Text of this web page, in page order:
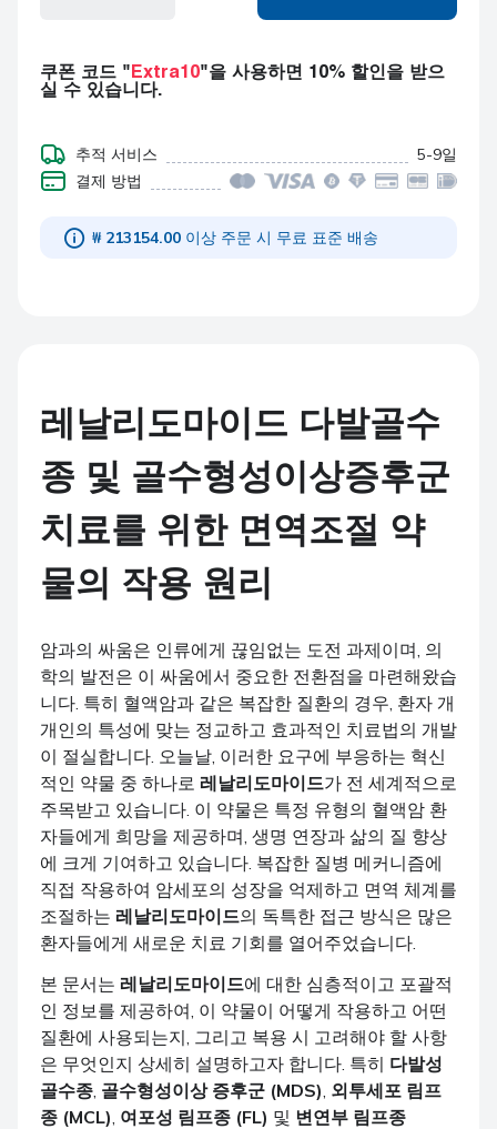
5mg 90 정제s
쿠폰 코드 " Extra10"을 사용하면 10% 할인을 받으
실 수 있습니다.
추적 서비스
5-9일
결제 방법
₩ 213154.00 이상 주문 시 무료 표준 배송
레날리도마이드 다발골수
종 및 골수형성이상증후군
치료를 위한 면역조절 약
물의 작용 원리
암과의 싸움은 인류에게 끊임없는 도전 과제이며, 의
학의 발전은 이 싸움에서 중요한 전환점을 마련해왔습
니다. 특히 혈액암과 같은 복잡한 질환의 경우, 환자 개
개인의 특성에 맞는 정교하고 효과적인 치료법의 개발
이 절실합니다. 오늘날, 이러한 요구에 부응하는 혁신
적인 약물 중 하나로 레날리도마이드가 전 세계적으로
주목받고 있습니다. 이 약물은 특정 유형의 혈액암 환
자들에게 희망을 제공하며, 생명 연장과 삶의 질 향상
에 크게 기여하고 있습니다. 복잡한 질병 메커니즘에
직접 작용하여 암세포의 성장을 억제하고 면역 체계를
조절하는 레날리도마이드의 독특한 접근 방식은 많은
환자들에게 새로운 치료 기회를 열어주었습니다.
본 문서는 레날리도마이드에 대한 심층적이고 포괄적
인 정보를 제공하여, 이 약물이 어떻게 작용하고 어떤
질환에 사용되는지, 그리고 복용 시 고려해야 할 사항
은 무엇인지 상세히 설명하고자 합니다. 특히 다발성
골수종 골수형성이상 증후군 (MDS) 외투세포 림프
종 (MCL) 여포성 림프종 (FL) 및 변연부 림프종